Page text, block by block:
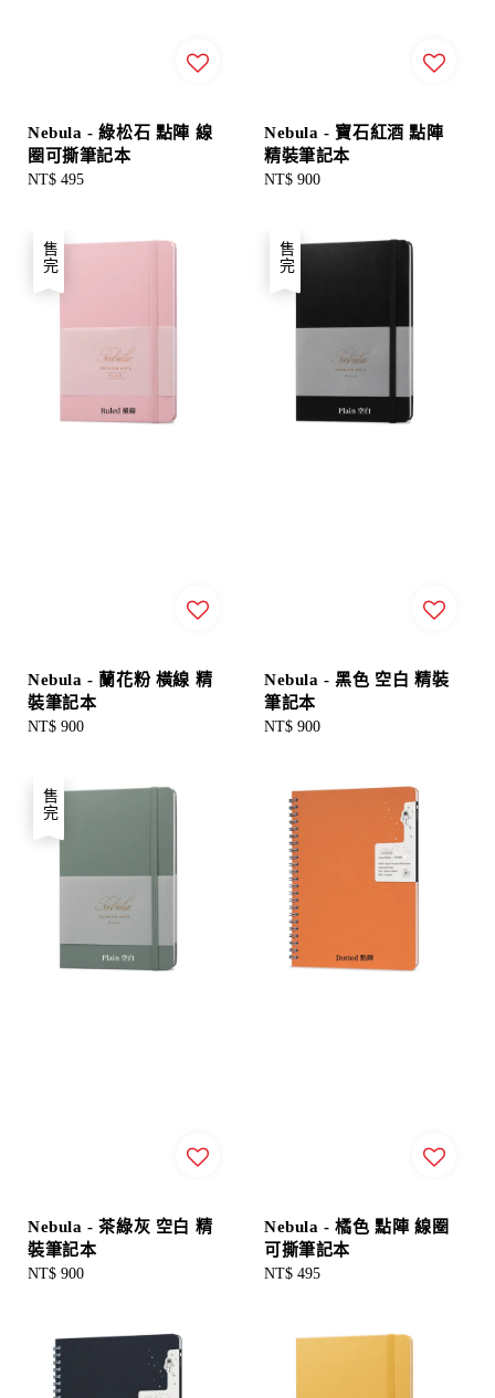
Nebula - 綠松石 點陣 線
圈可撕筆記本
Regular
NT$ 495
Nebula - 寶石紅酒 點陣
精裝筆記本
Regular
NT$ 900
售完
Nebula - 蘭花粉 橫線 精
裝筆記本
Regular
NT$ 900
售完
Nebula - 黑色 空白 精裝
筆記本
Regular
NT$ 900
售完
Nebula - 茶綠灰 空白 精
裝筆記本
Regular
NT$ 900
Nebula - 橘色 點陣 線圈
可撕筆記本
Regular
NT$ 495